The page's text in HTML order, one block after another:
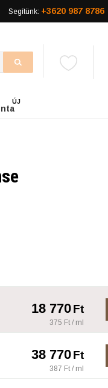
Segítünk: +3620 987 8786
ÚJ
18 770Ft
375 Ft / ml
38 770Ft
387 Ft / ml